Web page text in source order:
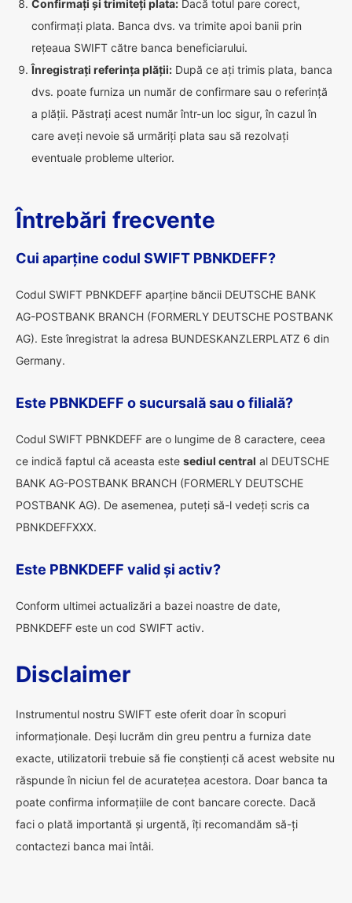
Confirmați și trimiteți plata: Dacă totul pare corect,
confirmați plata. Banca dvs. va trimite apoi banii prin
rețeaua SWIFT către banca beneficiarului.
Înregistrați referința plății: După ce ați trimis plata, banca
dvs. poate furniza un număr de confirmare sau o referință
a plății. Păstrați acest număr într-un loc sigur, în cazul în
care aveți nevoie să urmăriți plata sau să rezolvați
eventuale probleme ulterior.
Întrebări frecvente
Cui aparține codul SWIFT PBNKDEFF?
Codul SWIFT PBNKDEFF aparține băncii DEUTSCHE BANK
AG-POSTBANK BRANCH (FORMERLY DEUTSCHE POSTBANK
AG). Este înregistrat la adresa BUNDESKANZLERPLATZ 6 din
Germany.
Este PBNKDEFF o sucursală sau o filială?
Codul SWIFT PBNKDEFF are o lungime de 8 caractere, ceea
ce indică faptul că aceasta este sediul central al DEUTSCHE
BANK AG-POSTBANK BRANCH (FORMERLY DEUTSCHE
POSTBANK AG). De asemenea, puteți să-l vedeți scris ca
PBNKDEFFXXX.
Este PBNKDEFF valid și activ?
Conform ultimei actualizări a bazei noastre de date,
PBNKDEFF este un cod SWIFT activ.
Disclaimer
Instrumentul nostru SWIFT este oferit doar în scopuri
informaționale. Deși lucrăm din greu pentru a furniza date
exacte, utilizatorii trebuie să fie conștienți că acest website nu
răspunde în niciun fel de acuratețea acestora. Doar banca ta
poate confirma informațiile de cont bancare corecte. Dacă
faci o plată importantă și urgentă, îți recomandăm să-ți
contactezi banca mai întâi.